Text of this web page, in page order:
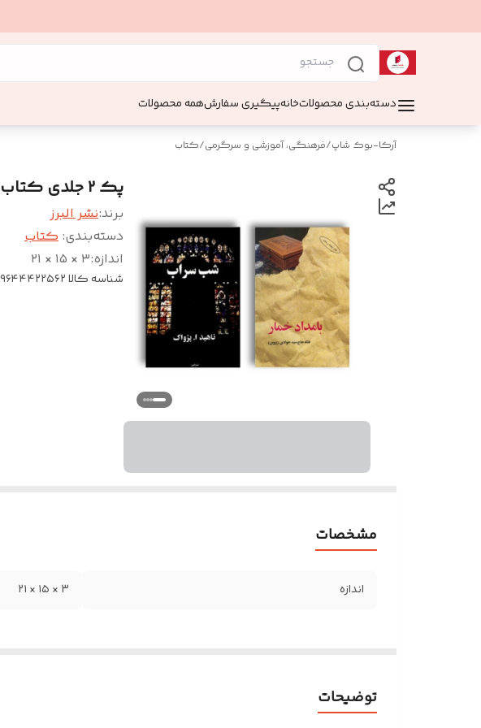
دسته‌بندی محصولاتخانهپیگیری سفارشهمه محصولات
آرکا-بوک شاپ/فرهنگی، آموزشی و سرگرمی/کتاب
پک ۲ جلدی کتاب بامداد خمار و کتاب شب سراب متن کامل
برند:نشر البرز
دسته‌بندی: کتاب
اندازه:۳ × ۱۵ × ۲۱
شناسه کالا۹۶۴۴۴۲۲۵۶۲
مشخصات
اندازه ۳ × ۱۵ × ۲۱
توضیحات